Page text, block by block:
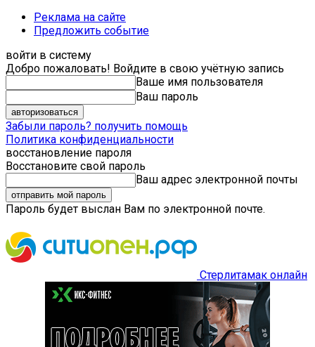
Реклама на сайте
Предложить событие
войти в систему
Добро пожаловать! Войдите в свою учётную запись
Ваше имя пользователя
Ваш пароль
Забыли пароль? получить помощь
Политика конфиденциальности
восстановление пароля
Восстановите свой пароль
Ваш адрес электронной почты
Пароль будет выслан Вам по электронной почте.
Стерлитамак онлайн